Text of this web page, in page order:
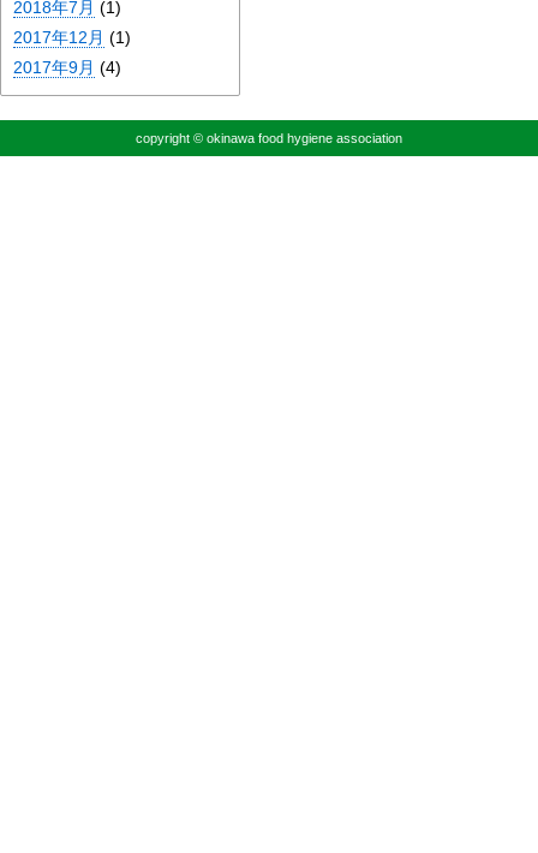
2018年7月 (1)
2017年12月 (1)
2017年9月 (4)
copyright © okinawa food hygiene association